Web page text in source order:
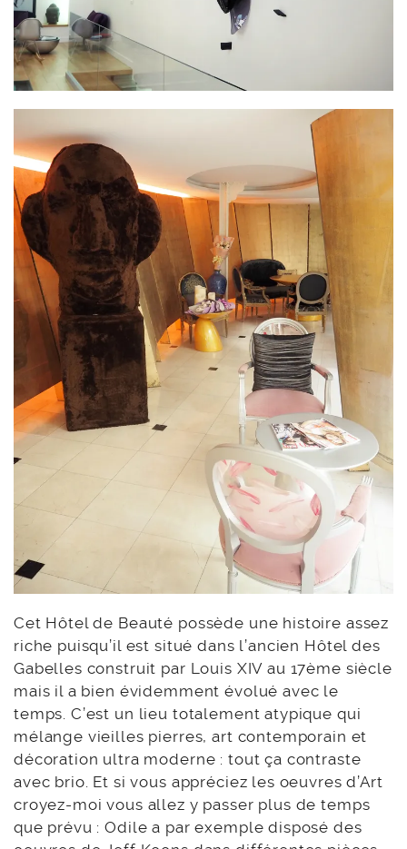
Cet Hôtel de Beauté possède une histoire assez
riche puisqu’il est situé dans l’ancien Hôtel des
Gabelles construit par Louis XIV au 17ème siècle
mais il a bien évidemment évolué avec le
temps. C’est un lieu totalement atypique qui
mélange vieilles pierres, art contemporain et
décoration ultra moderne : tout ça contraste
avec brio. Et si vous appréciez les oeuvres d’Art
croyez-moi vous allez y passer plus de temps
que prévu : Odile a par exemple disposé des